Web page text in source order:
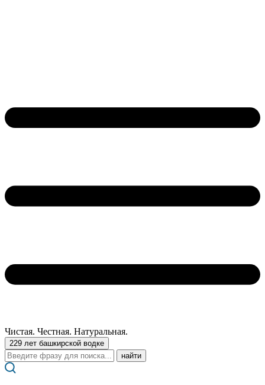
Чистая. Честная. Натуральная.
229 лет башкирской водке
Поиск: